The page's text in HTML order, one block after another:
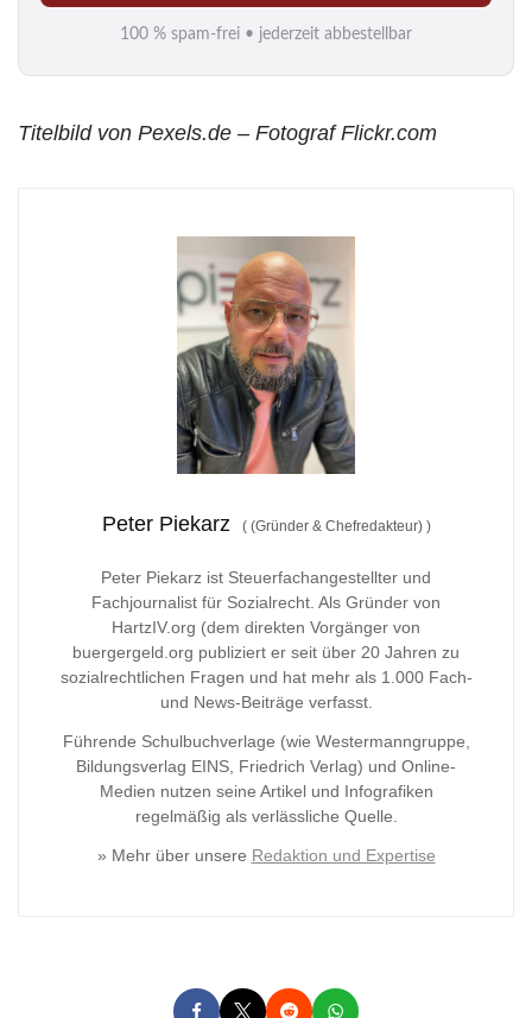
i
l
*
100 % spam-frei • jederzeit abbestellbar
Titelbild von Pexels.de – Fotograf Flickr.com
Peter Piekarz ((Gründer & Chefredakteur) )
Peter Piekarz ist Steuerfachangestellter und
Fachjournalist für Sozialrecht. Als Gründer von
HartzIV.org (dem direkten Vorgänger von
buergergeld.org publiziert er seit über 20 Jahren zu
sozialrechtlichen Fragen und hat mehr als 1.000 Fach-
und News-Beiträge verfasst.
Führende Schulbuchverlage (wie Westermanngruppe,
Bildungsverlag EINS, Friedrich Verlag) und Online-
Medien nutzen seine Artikel und Infografiken
regelmäßig als verlässliche Quelle.
» Mehr über unsere Redaktion und Expertise